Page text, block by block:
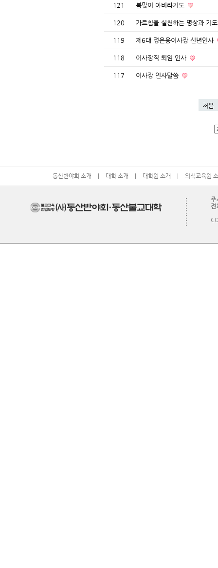
121 봄맞이 아비라기도
120 가르침을 실천하는 명상과 기
119 제6대 정은용이사장 신년인사
118 이사장직 퇴임 인사
117 이사장 인사말씀
처음
동산반야회 소개 | 대학 소개 | 대학원 소개 | 의식교육원